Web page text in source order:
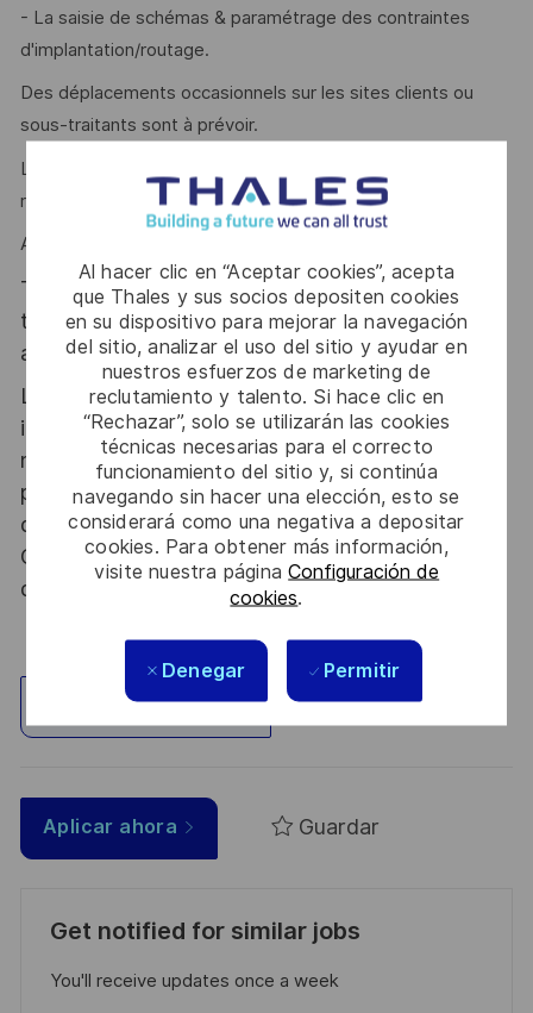
Al hacer clic en “Aceptar cookies”, acepta
que Thales y sus socios depositen cookies
en su dispositivo para mejorar la navegación
del sitio, analizar el uso del sitio y ayudar en
nuestros esfuerzos de marketing de
reclutamiento y talento. Si hace clic en
“Rechazar”, solo se utilizarán las cookies
técnicas necesarias para el correcto
funcionamiento del sitio y, si continúa
navegando sin hacer una elección, esto se
considerará como una negativa a depositar
cookies. Para obtener más información,
visite nuestra páginaConfiguración de
cookies.
Denegar Permitir
- La saisie de schémas & paramétrage des contraintes
d'implantation/routage.
Des déplacements occasionnels sur les sites clients ou
sous-traitants sont à prévoir.
La rigueur, l'organisation sont des atouts que l'on vous
reconnait ?
Alors ce poste est fait pour vous !
Thales, entreprise Handi-Engagée, reconnait
tous les talents. La diversité est notre meilleur
atout. Postulez et rejoignez nous !
Le poste pouvant nécessiter d'accéder à des
informations relevant du secret de la défense
nationale, la personne retenue fera l'objet d'une
procédure d’habilitation, conformément aux
dispositions des articles R.2311-1 et suivants du
Code de la défense et de l’IGI 1300 SGDSN/PSE
du 09 août 2021.
Explorar ubicación
Aplicar ahora Guardar
Get notified for similar jobs
You'll receive updates once a week